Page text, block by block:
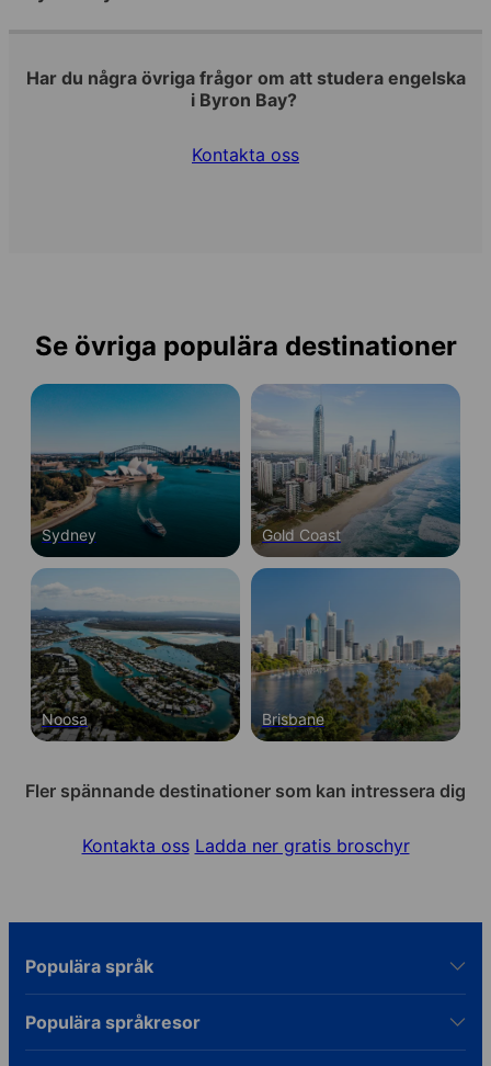
Har du några övriga frågor om att studera engelska
i Byron Bay?
Kontakta oss
Se övriga populära destinationer
Sydney Gold Coast
Noosa Brisbane
Fler spännande destinationer som kan intressera dig
Kontakta oss Ladda ner gratis broschyr
Populära språk
Populära språkresor